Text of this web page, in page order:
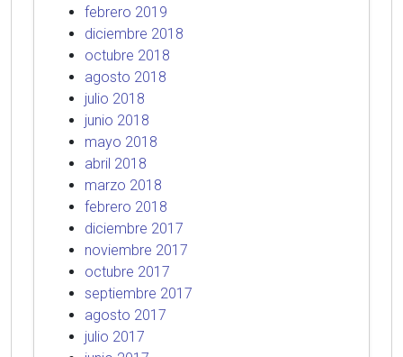
febrero 2019
diciembre 2018
octubre 2018
agosto 2018
julio 2018
junio 2018
mayo 2018
abril 2018
marzo 2018
febrero 2018
diciembre 2017
noviembre 2017
octubre 2017
septiembre 2017
agosto 2017
julio 2017